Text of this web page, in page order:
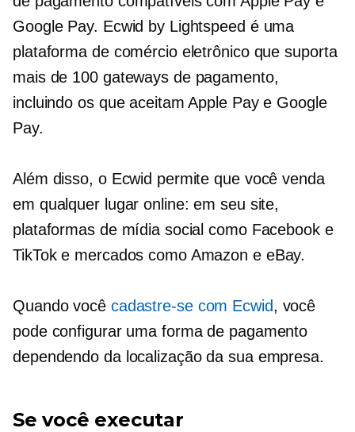
Google Pay. Ecwid by Lightspeed é uma
plataforma de comércio eletrônico que suporta
mais de 100 gateways de pagamento,
incluindo os que aceitam Apple Pay e Google
Pay.
Além disso, o Ecwid permite que você venda
em qualquer lugar online: em seu site,
plataformas de mídia social como Facebook e
TikTok e mercados como Amazon e eBay.
Quando você cadastre-se com Ecwid, você
pode configurar uma forma de pagamento
dependendo da localização da sua empresa.
Se você executar